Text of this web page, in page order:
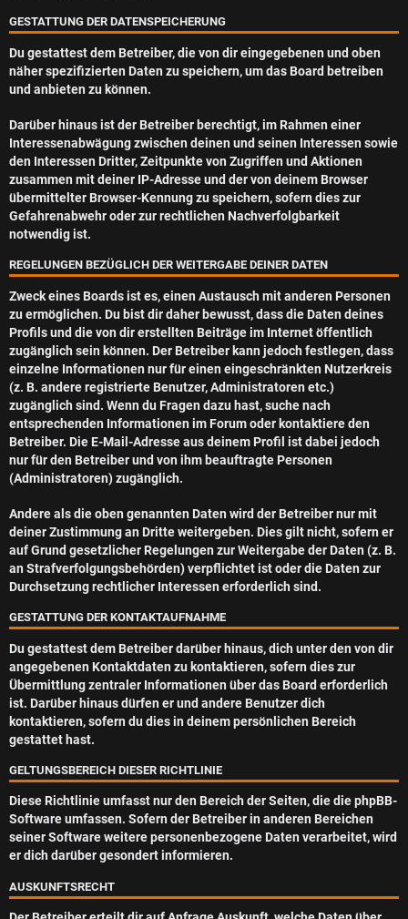
GESTATTUNG DER DATENSPEICHERUNG
Du gestattest dem Betreiber, die von dir eingegebenen und oben
näher spezifizierten Daten zu speichern, um das Board betreiben
und anbieten zu können.
Darüber hinaus ist der Betreiber berechtigt, im Rahmen einer
Interessenabwägung zwischen deinen und seinen Interessen sowie
den Interessen Dritter, Zeitpunkte von Zugriffen und Aktionen
zusammen mit deiner IP-Adresse und der von deinem Browser
übermittelter Browser-Kennung zu speichern, sofern dies zur
Gefahrenabwehr oder zur rechtlichen Nachverfolgbarkeit
notwendig ist.
REGELUNGEN BEZÜGLICH DER WEITERGABE DEINER DATEN
Zweck eines Boards ist es, einen Austausch mit anderen Personen
zu ermöglichen. Du bist dir daher bewusst, dass die Daten deines
Profils und die von dir erstellten Beiträge im Internet öffentlich
zugänglich sein können. Der Betreiber kann jedoch festlegen, dass
einzelne Informationen nur für einen eingeschränkten Nutzerkreis
(z. B. andere registrierte Benutzer, Administratoren etc.)
zugänglich sind. Wenn du Fragen dazu hast, suche nach
entsprechenden Informationen im Forum oder kontaktiere den
Betreiber. Die E-Mail-Adresse aus deinem Profil ist dabei jedoch
nur für den Betreiber und von ihm beauftragte Personen
(Administratoren) zugänglich.
Andere als die oben genannten Daten wird der Betreiber nur mit
deiner Zustimmung an Dritte weitergeben. Dies gilt nicht, sofern er
auf Grund gesetzlicher Regelungen zur Weitergabe der Daten (z. B.
an Strafverfolgungsbehörden) verpflichtet ist oder die Daten zur
Durchsetzung rechtlicher Interessen erforderlich sind.
GESTATTUNG DER KONTAKTAUFNAHME
Du gestattest dem Betreiber darüber hinaus, dich unter den von dir
angegebenen Kontaktdaten zu kontaktieren, sofern dies zur
Übermittlung zentraler Informationen über das Board erforderlich
ist. Darüber hinaus dürfen er und andere Benutzer dich
kontaktieren, sofern du dies in deinem persönlichen Bereich
gestattet hast.
GELTUNGSBEREICH DIESER RICHTLINIE
Diese Richtlinie umfasst nur den Bereich der Seiten, die die phpBB-
Software umfassen. Sofern der Betreiber in anderen Bereichen
seiner Software weitere personenbezogene Daten verarbeitet, wird
er dich darüber gesondert informieren.
AUSKUNFTSRECHT